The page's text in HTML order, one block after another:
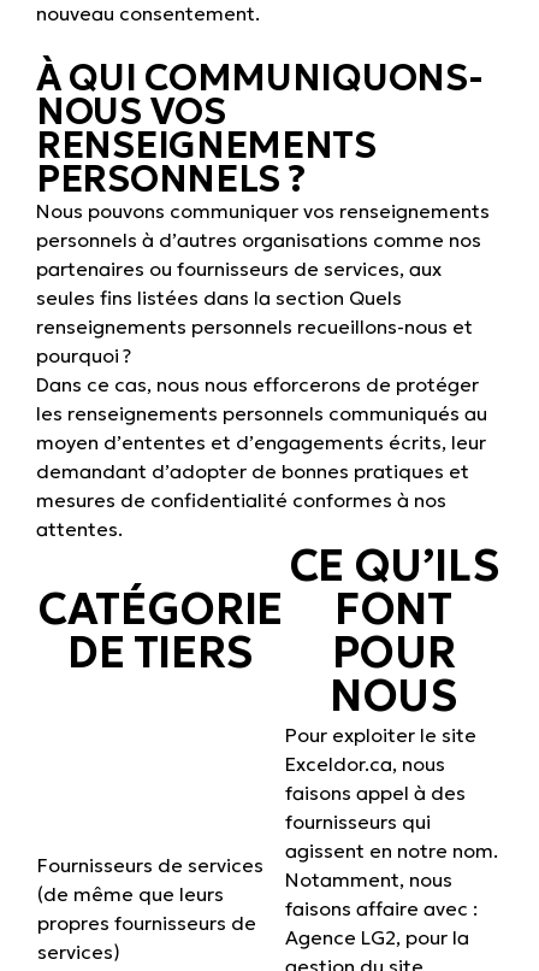
nouveau consentement.
À QUI COMMUNIQUONS-
NOUS VOS
RENSEIGNEMENTS
PERSONNELS ?
Nous pouvons communiquer vos renseignements
personnels à d’autres organisations comme nos
partenaires ou fournisseurs de services, aux
seules fins listées dans la section Quels
renseignements personnels recueillons-nous et
pourquoi ?
Dans ce cas, nous nous efforcerons de protéger
les renseignements personnels communiqués au
moyen d’ententes et d’engagements écrits, leur
demandant d’adopter de bonnes pratiques et
mesures de confidentialité conformes à nos
attentes.
CATÉGORIE
DE TIERS
CE QU’ILS
FONT
POUR
NOUS
Fournisseurs de services
(de même que leurs
propres fournisseurs de
services)
Pour exploiter le site
Exceldor.ca, nous
faisons appel à des
fournisseurs qui
agissent en notre nom.
Notamment, nous
faisons affaire avec :
Agence LG2, pour la
gestion du site